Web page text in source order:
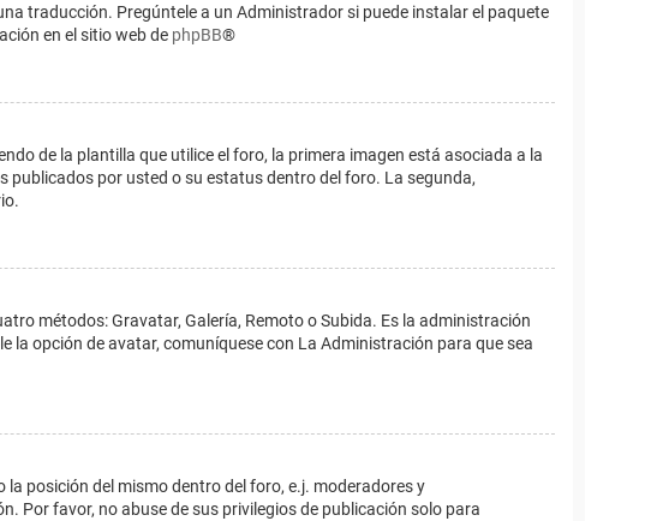
traducción. Pregúntele a un Administrador si puede instalar el paquete
en el sitio web de phpBB®
de la plantilla que utilice el foro, la primera imagen está asociada a la
publicados por usted o su estatus dentro del foro. La segunda,
métodos: Gravatar, Galería, Remoto o Subida. Es la administración
la opción de avatar, comuníquese con La Administración para que sea
posición del mismo dentro del foro, e.j. moderadores y
Por favor, no abuse de sus privilegios de publicación solo para